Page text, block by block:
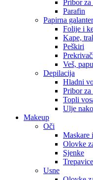
Pribor za
Parafin
Papirna
Folije i
Kape,
Peškiri
Veš,
Depilacija
Hladni
Pribor
Topli
Ulje
Makeup
Oči
Maskare
Olovke
Sjenke
Trepavice
Usne